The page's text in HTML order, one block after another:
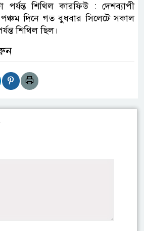
পর্যন্ত শিথিল কারফিউ : দেশব্যাপী
দিনে গত বুধবার সিলেটে সকাল
শিথিল ছিল।